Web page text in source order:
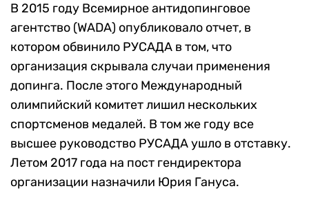
В 2015 году Всемирное антидопинговое
агентство (WADA) опубликовало отчет, в
котором обвинило РУСАДА в том, что
организация скрывала случаи применения
допинга. После этого Международный
олимпийский комитет лишил нескольких
спортсменов медалей. В том же году все
высшее руководство РУСАДА ушло в отставку.
Летом 2017 года на пост гендиректора
организации назначили Юрия Гануса.